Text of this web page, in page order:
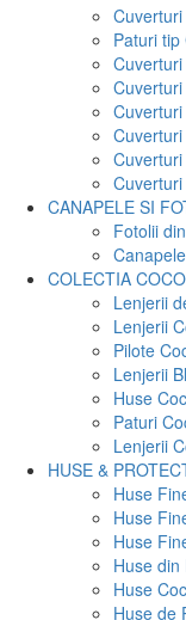
Paturi
CANAPELE SI
Fotolii
COLECTIA
Lenjerii
Lenjerii
Pilote
Lenjerii
Huse
Paturi
Lenjerii
HUSE &
Huse
Huse
Huse
Huse
Huse
Huse de